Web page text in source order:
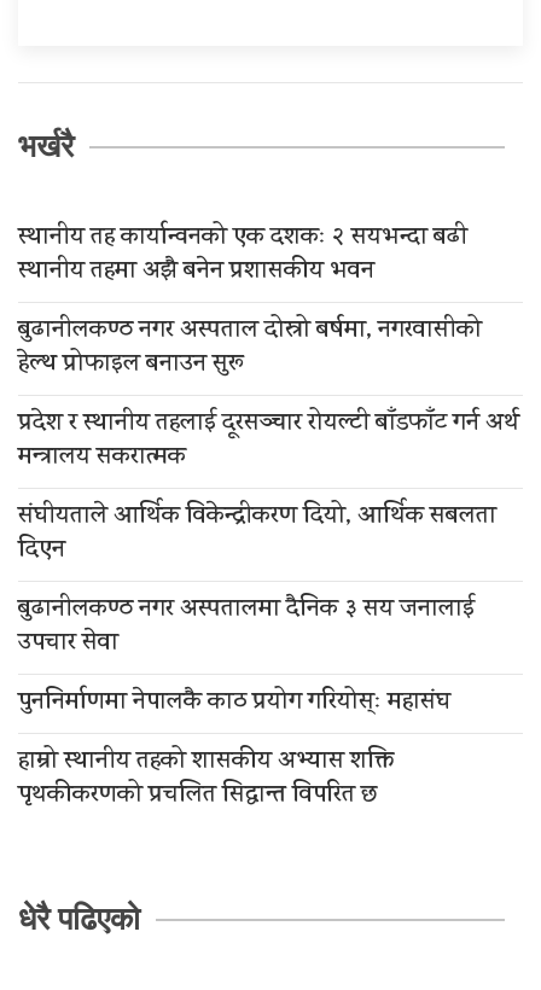
भर्खरै
स्थानीय तह कार्यान्वनको एक दशकः २ सयभन्दा बढी
स्थानीय तहमा अझै बनेन प्रशासकीय भवन
बुढानीलकण्ठ नगर अस्पताल दोस्रो बर्षमा, नगरवासीको
हेल्थ प्रोफाइल बनाउन सुरू
प्रदेश र स्थानीय तहलाई दूरसञ्चार रोयल्टी बाँडफाँट गर्न अर्थ
मन्त्रालय सकरात्मक
संघीयताले आर्थिक विकेन्द्रीकरण दियो, आर्थिक सबलता
दिएन
बुढानीलकण्ठ नगर अस्पतालमा दैनिक ३ सय जनालाई
उपचार सेवा
पुननिर्माणमा नेपालकै काठ प्रयोग गरियोस्ः महासंघ
हाम्रो स्थानीय तहको शासकीय अभ्यास शक्ति
पृथकीकरणको प्रचलित सिद्धान्त विपरित छ
धेरै पढिएको